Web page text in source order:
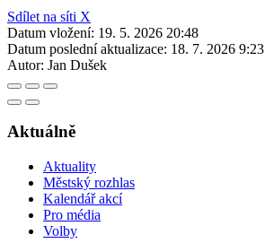
Sdílet na síti X
Datum vložení: 19. 5. 2026 20:48
Datum poslední aktualizace: 18. 7. 2026 9:23
Autor: Jan Dušek
Aktuálně
Aktuality
Městský rozhlas
Kalendář akcí
Pro média
Volby